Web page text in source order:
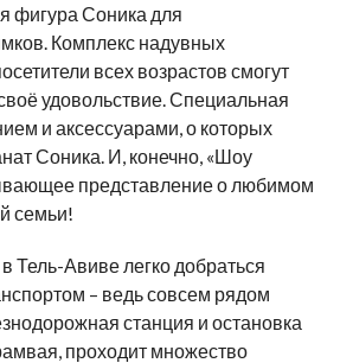
фигура Соника для
Комплекс надувных
всех возрастов смогут
удовольствие. Специальная
и аксессуарами, о которых
Соника. И, конечно, «Шоу
представление о любимом
семьи!
Тель-Авиве легко добраться
– ведь совсем рядом
станция и остановка
проходит множество